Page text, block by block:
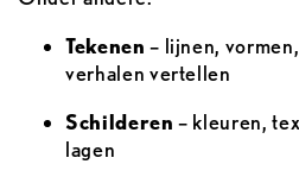
Tekenen – lijnen,
verhalen vertellen
Schilderen – kleuren,
lagen